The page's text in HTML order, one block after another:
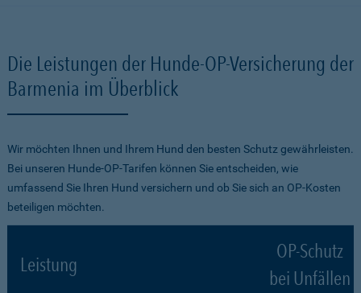
Die Leistungen der Hunde-OP-Versicherung der
Barmenia im Überblick
Wir möchten Ihnen und Ihrem Hund den besten Schutz gewährleisten.
Bei unseren Hunde-OP-Tarifen können Sie entscheiden, wie
umfassend Sie Ihren Hund versichern und ob Sie sich an OP-Kosten
beteiligen möchten.
Leistung
OP-Schutz
bei Unfällen